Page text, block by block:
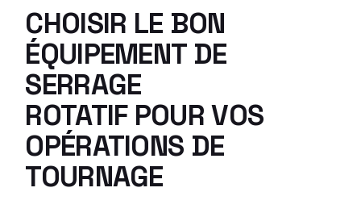
CHOISIR LE BON
ÉQUIPEMENT DE
SERRAGE
ROTATIF POUR VOS
OPÉRATIONS DE
TOURNAGE